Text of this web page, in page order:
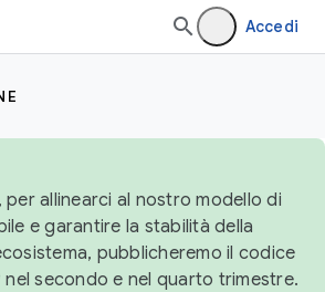
Accedi
allinearci al nostro modello di
e garantire la stabilità della
pubblicheremo il codice
nel secondo e nel quarto trimestre.